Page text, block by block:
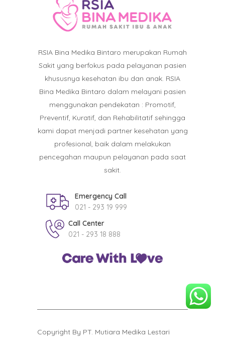
RSIA Bina Medika Bintaro merupakan Rumah
Sakit yang berfokus pada pelayanan pasien
khususnya kesehatan ibu dan anak. RSIA
Bina Medika Bintaro dalam melayani pasien
menggunakan pendekatan : Promotif,
Preventif, Kuratif, dan Rehabilitatif sehingga
kami dapat menjadi partner kesehatan yang
profesional, baik dalam melakukan
pencegahan maupun pelayanan pada saat
sakit.
Emergency Call
021 - 293 19 999
Call Center
021 - 293 18 888
Copyright By PT. Mutiara Medika Lestari